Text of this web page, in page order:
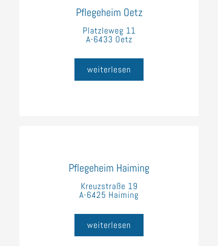
Pflegeheim Oetz
Platzleweg 11
A-6433 Oetz
weiterlesen
Pflegeheim Haiming
Kreuzstraße 19
A-6425 Haiming
weiterlesen